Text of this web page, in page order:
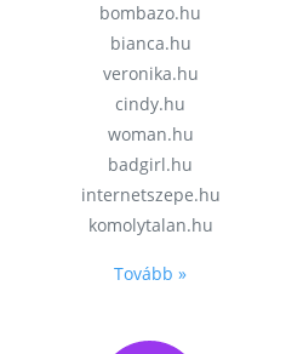
bombazo.hu
bianca.hu
veronika.hu
cindy.hu
woman.hu
badgirl.hu
internetszepe.hu
komolytalan.hu
Tovább »